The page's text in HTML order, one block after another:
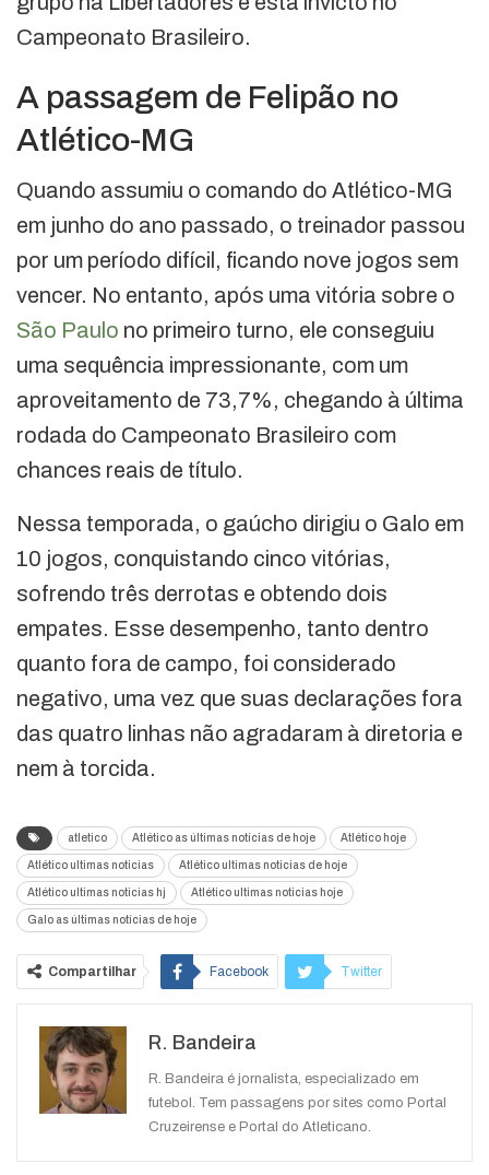
Campeonato Brasileiro.
A passagem de Felipão no
Atlético-MG
Quando assumiu o comando do Atlético-MG
em junho do ano passado, o treinador passou
por um período difícil, ficando nove jogos sem
vencer. No entanto, após uma vitória sobre o
São Paulo no primeiro turno, ele conseguiu
uma sequência impressionante, com um
aproveitamento de 73,7%, chegando à última
rodada do Campeonato Brasileiro com
chances reais de título.
Nessa temporada, o gaúcho dirigiu o Galo em
10 jogos, conquistando cinco vitórias,
sofrendo três derrotas e obtendo dois
empates. Esse desempenho, tanto dentro
quanto fora de campo, foi considerado
negativo, uma vez que suas declarações fora
das quatro linhas não agradaram à diretoria e
nem à torcida.
atletico Atlético as últimas notícias de hoje Atlético hoje
Atlético ultimas noticias Atlético ultimas noticias de hoje
Atlético ultimas noticias hj Atlético ultimas noticias hoje
Galo as últimas notícias de hoje
Compartilhar Facebook Twitter
WhatsApp
R. Bandeira
R. Bandeira é jornalista, especializado em
futebol. Tem passagens por sites como Portal
Cruzeirense e Portal do Atleticano.